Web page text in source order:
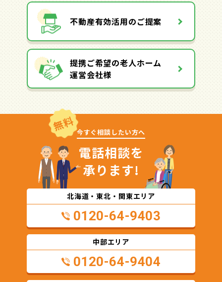
不動産有効活用のご提案
提携ご希望の老人ホーム
運営会社様
無料 今すぐ相談したい方へ
電話相談を
承ります!
北海道・東北・関東エリア
0120-64-9403
中部エリア
0120-64-9404